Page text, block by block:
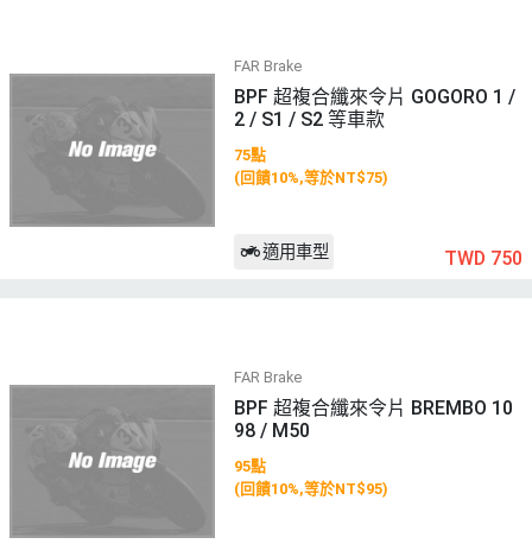
FAR Brake
BPF 超複合纖來令片 GOGORO 1 /
2 / S1 / S2 等車款
75點
(回饋10%,等於NT$75)
適用車型 TWD 750
FAR Brake
BPF 超複合纖來令片 BREMBO 10
98 / M50
95點
(回饋10%,等於NT$95)